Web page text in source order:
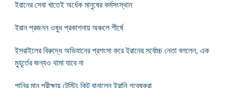
ইরানের সেবা খাতেই অর্ধেক মানুষের কর্মসংস্থান
ইরান প্রজনন ওষুধ প্রকাশনায় অঞ্চলে শীর্ষে
ইসরাইলের বিরুদ্ধে অভিযানের প্রশংসা করে ইরানের সর্বোচ্চ নেতা বললেন, এক
মুহূর্তের জন্যও থামা যাবে না
পানির মান পরীক্ষায় টেস্টিং কিট বানালেন ইরানি গবেষকরা